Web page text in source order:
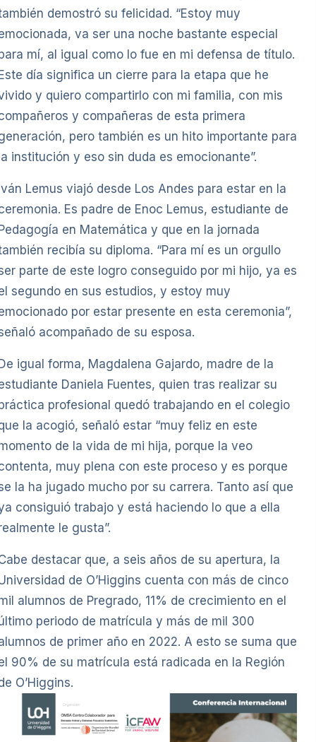
demostró su felicidad. “Estoy muy
va ser una noche bastante especial
mí, al igual como lo fue en mi defensa de título.
día significa un cierre para la etapa que he
y quiero compartirlo con mi familia, con mis
y compañeras de esta primera
pero también es un hito importante para
institución y eso sin duda es emocionante”.
Lemus viajó desde Los Andes para estar en la
Es padre de Enoc Lemus, estudiante de
en Matemática y que en la jornada
recibía su diploma. “Para mí es un orgullo
parte de este logro conseguido por mi hijo, ya es
segundo en sus estudios, y estoy muy
por estar presente en esta ceremonia”,
acompañado de su esposa.
igual forma, Magdalena Gajardo, madre de la
Daniela Fuentes, quien tras realizar su
profesional quedó trabajando en el colegio
la acogió, señaló estar “muy feliz en este
de la vida de mi hija, porque la veo
muy plena con este proceso y es porque
la ha jugado mucho por su carrera. Tanto así que
consiguió trabajo y está haciendo lo que a ella
le gusta”.
destacar que, a seis años de su apertura, la
de O’Higgins cuenta con más de cinco
alumnos de Pregrado, 11% de crecimiento en el
periodo de matrícula y más de mil 300
de primer año en 2022. A esto se suma que
90% de su matrícula está radicada en la Región
O’Higgins.